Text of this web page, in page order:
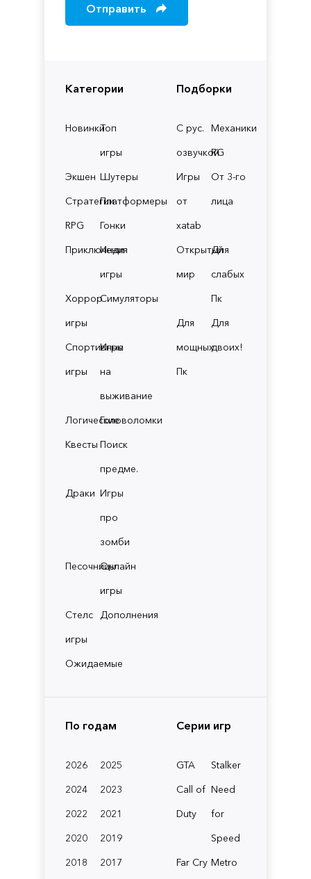
Категории
НовинкиТоп
игры
Экшен Шутеры
СтратегииПлатформеры
RPG
Гонки
Приключения
Инди
игры
Хоррор
игры
Симуляторы
Спортивные
игры
Игры
на
выживание
ЛогическиеГоловоломки
Квесты Поиск
предме.
Драки Игры
про
зомби
ПесочницыОнлайн
игры
Стелс
игры
Дополнения
Ожидаемые
Подборки
С рус.
озвучкой
Механики
RG
Игры
от
xatab
От 3-го
лица
Открытый
мир
Для
слабых
Пк
Для
мощных
Пк
Для
двоих!
По годам
2026
2025
2024
2023
2022
2021
2020
2019
2018
2017
Серии игр
GTA
Stalker
Call of
Duty
Need
for
Speed
Far Cry Metro
Отправить